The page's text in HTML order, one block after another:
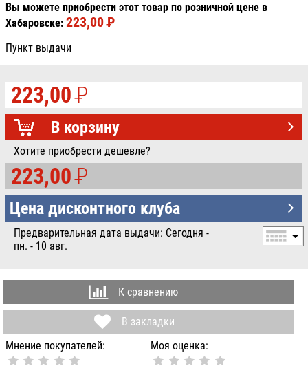
Вы можете приобрести этот товар по розничной цене в
Хабаровске: 223,00PУБ.
Пункт выдачи
223,00P
УБ.
В корзину
Хотите приобрести дешевле?
223,00P
УБ.
Цена дисконтного клуба
Предварительная дата выдачи: Сегодня -
пн. - 10 авг.
К сравнению
В закладки
Мнение покупателей:
Моя оценка: